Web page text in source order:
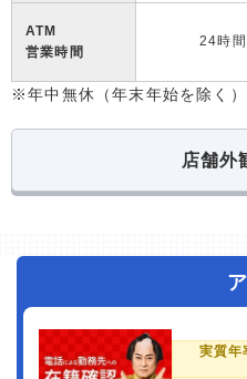
ATM
営業時間
24時間
※年中無休（年末年始を除く）
店舗外
実質年